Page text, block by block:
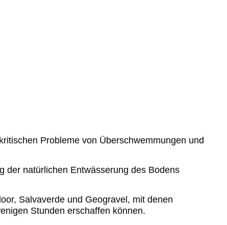
Probleme von Überschwemmungen und
der natürlichen Entwässerung des Bodens
Salvaverde und Geogravel, mit denen
Stunden erschaffen können.